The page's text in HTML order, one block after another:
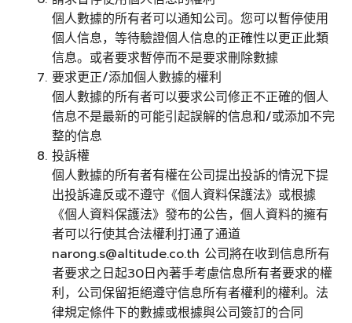
個人數據的所有者可以通知公司。您可以暫停使用
個人信息，等待驗證個人信息的正確性以更正此類
信息。或者要求暫停而不是要求刪除數據
要求更正/添加個人數據的權利
個人數據的所有者可以要求公司修正不正確的個人
信息不是最新的可能引起誤解的信息和/或添加不完
整的信息
投訴權
個人數據的所有者有權在公司提出投訴的情況下提
出投訴違反或不遵守《個人資料保護法》或根據
《個人資料保護法》發布的公告，個人資料的擁有
者可以行使其合法權利打通了通道
narong.s@altitude.co.th 公司將在收到信息所有
者要求之日起30日內著手考慮信息所有者要求的權
利，公司保留拒絕遵守信息所有者權利的權利。法
律規定條件下的數據或根據與公司簽訂的合同